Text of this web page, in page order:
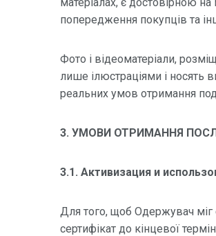
попередження покупців та
Фото і відеоматеріали,
лише ілюстраціями і носять
реальних умов отримання
3. УМОВИ ОТРИМАННЯ
3.1. Активизация и
Для того, щоб Одержувач міг
сертифікат до кінцевої